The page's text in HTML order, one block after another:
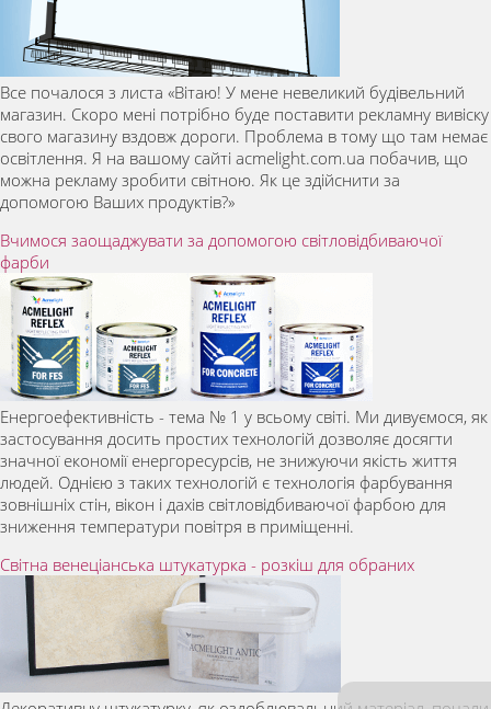
Все почалося з листа «Вітаю! У мене невеликий будівельний
магазин. Скоро мені потрібно буде поставити рекламну вивіску
свого магазину вздовж дороги. Проблема в тому що там немає
освітлення. Я на вашому сайті acmelight.com.ua побачив, що
можна рекламу зробити світною. Як це здійснити за
допомогою Ваших продуктів?»
Вчимося заощаджувати за допомогою світловідбиваючої
фарби
Енергоефективність - тема № 1 у всьому світі. Ми дивуємося, як
застосування досить простих технологій дозволяє досягти
значної економії енергоресурсів, не знижуючи якість життя
людей. Однією з таких технологій є технологія фарбування
зовнішніх стін, вікон і дахів світловідбиваючої фарбою для
зниження температури повітря в приміщенні.
Світна венеціанська штукатурка - розкіш для обраних